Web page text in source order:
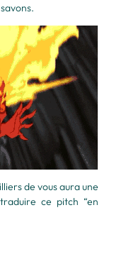
de vous aura une
ce pitch “en